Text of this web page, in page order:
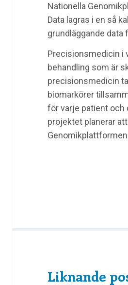
Nationella
Data lagras i en så
grundläggande data
Precisionsmedicin i
behandling som är
precisionsmedicin
biomarkörer
för varje patient och
projektet planerar
Liknande